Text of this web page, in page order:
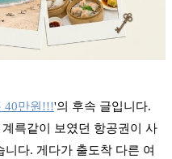
40만원!!!'의 후속 글입니다.
륵같이 보였던 항공권이 사
다. 게다가 출도착 다른 여